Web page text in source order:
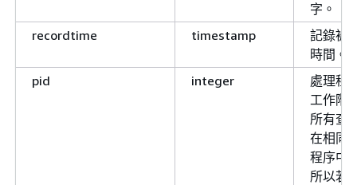
字。
recordtime
timestamp
記錄被
時間。
pid
integer
處理程
工作階
所有查
在相同
程序中
所以若